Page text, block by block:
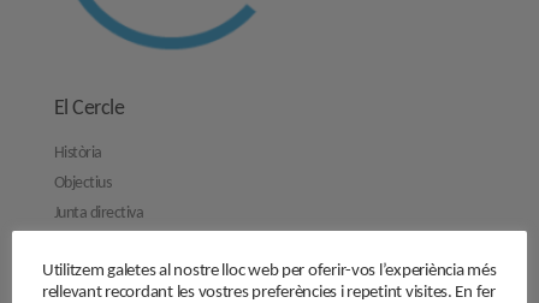
El Cercle
Història
Objectius
Junta directiva
Contacta’ns
Utilitzem galetes al nostre lloc web per oferir-vos l’experiència més
rellevant recordant les vostres preferències i repetint visites. En fer